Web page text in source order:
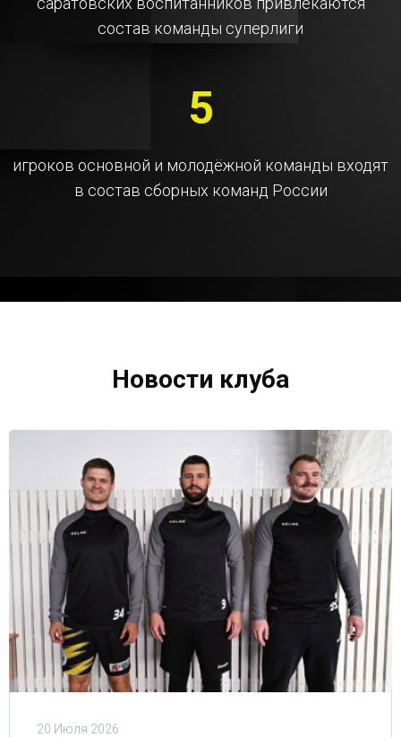
состав команды суперлиги
5
игроков основной и молодёжной команды входят
в состав сборных команд России
Новости клуба
20 Июля 2026